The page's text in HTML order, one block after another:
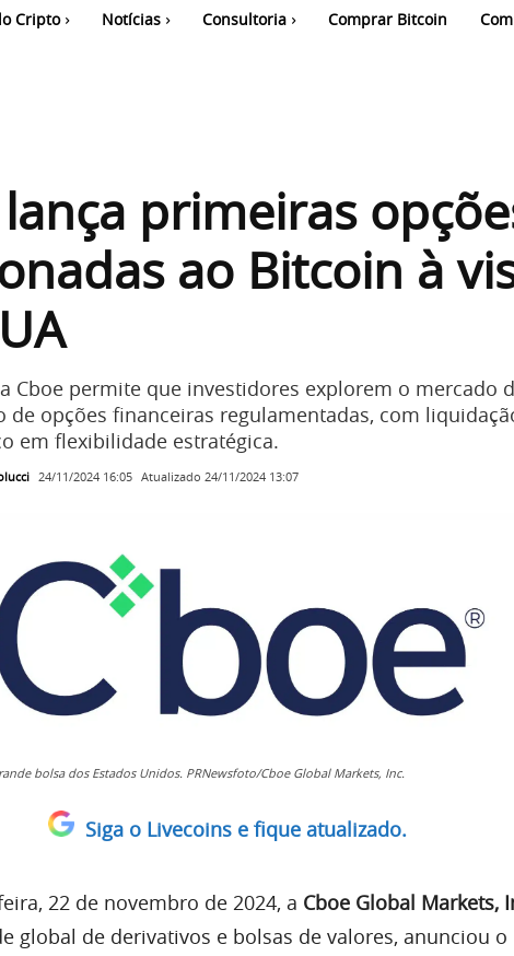
Cripto Notícias Consultoria Comprar Bitcoin
primeiras
ao Bitcoin à
Cboe permite que investidores explorem o mercado
de opções financeiras regulamentadas, com
em flexibilidade estratégica.
24/11/2024 16:05 Atualizado 24/11/2024 13:07
bolsa dos Estados Unidos. PRNewsfoto/Cboe Global Markets, Inc.
Siga o Livecoins e fique atualizado.
22 de novembro de 2024, a Cboe Global Markets,
global de derivativos e bolsas de valores, anunciou o